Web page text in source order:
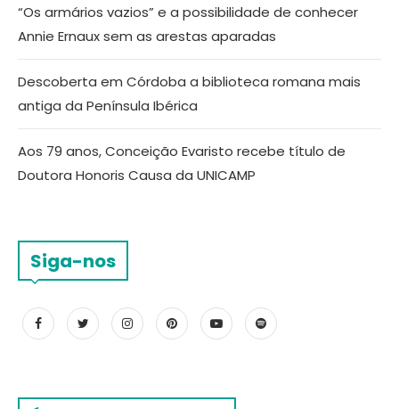
“Os armários vazios” e a possibilidade de conhecer
Annie Ernaux sem as arestas aparadas
Descoberta em Córdoba a biblioteca romana mais
antiga da Península Ibérica
Aos 79 anos, Conceição Evaristo recebe título de
Doutora Honoris Causa da UNICAMP
Siga-nos